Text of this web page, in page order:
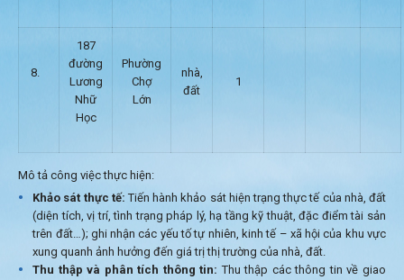
8.
187
đường
Lương
Nhữ
Học
Phường
Chợ
Lớn
nhà,
đất
1
Mô tả công việc thực hiện:
Khảo sát thực tế: Tiến hành khảo sát hiện trạng thực tế của nhà, đất
(diện tích, vị trí, tình trạng pháp lý, hạ tầng kỹ thuật, đặc điểm tài sản
trên đất…); ghi nhận các yếu tố tự nhiên, kinh tế – xã hội của khu vực
xung quanh ảnh hưởng đến giá trị thị trường của nhà, đất.
Thu thập và phân tích thông tin: Thu thập các thông tin về giao